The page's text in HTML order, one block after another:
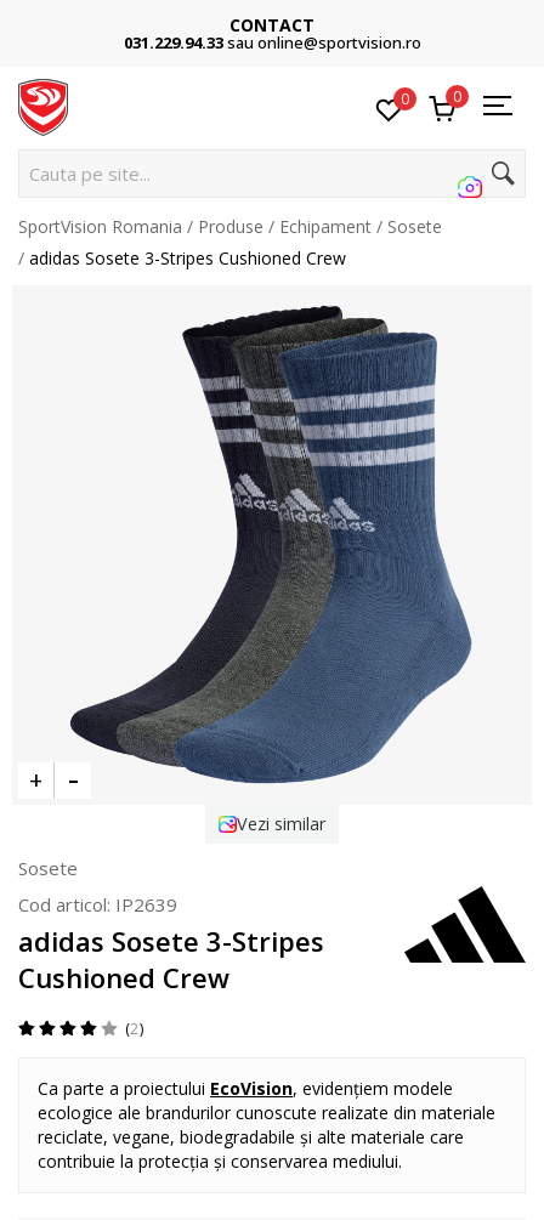
CONTACT
031.229.94.33sau online@sportvision.ro
0 0
Ca
SportVision Romania Produse Echipament
Sosete
adidas Sosete 3-Stripes Cushioned Crew
Vezi similar
Sosete
Cod articol: IP2639
adidas Sosete 3-Stripes
Cushioned Crew
2
Ca parte a proiectului EcoVision, evidențiem modele
ecologice ale brandurilor cunoscute realizate din materiale
reciclate, vegane, biodegradabile și alte materiale care
contribuie la protecția și conservarea mediului.